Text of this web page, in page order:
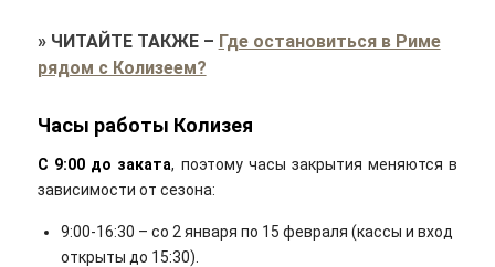
» ЧИТАЙТЕ ТАКЖЕ– Где остановиться в Риме
рядом с Колизеем?
Часы работы Колизея
С 9:00 до заката, поэтому часы закрытия меняются в
зависимости от сезона:
9:00-16:30 – со 2 января по 15 февраля (кассы и вход
открыты до 15:30).